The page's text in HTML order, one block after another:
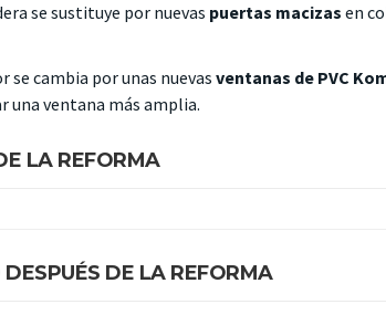
se sustituye por nuevas puertas macizas en
se cambia por unas nuevas ventanas de PVC
una ventana más amplia.
LA REFORMA
DE LA REFORMA